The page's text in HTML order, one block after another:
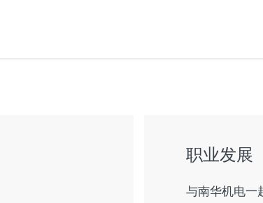
职业发展
与南华机电一